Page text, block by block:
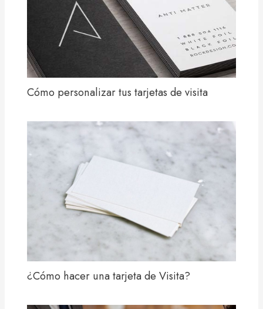
Cómo personalizar tus tarjetas de visita
¿Cómo hacer una tarjeta de Visita?